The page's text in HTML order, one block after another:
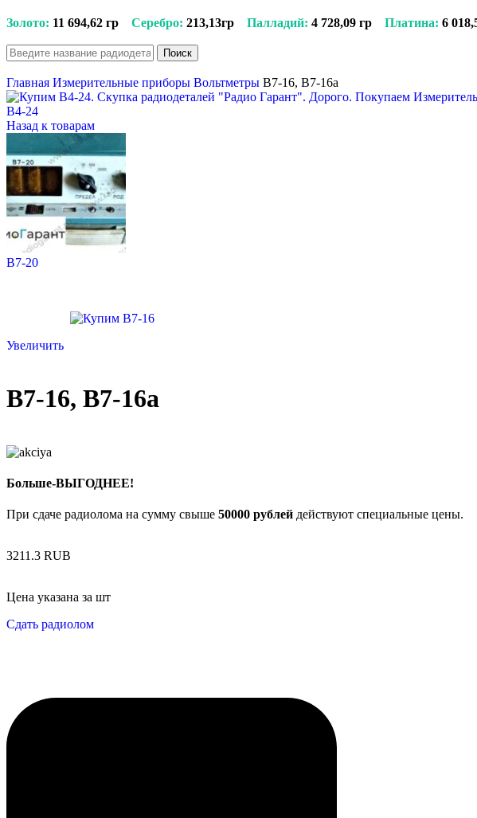
Золото: 11 694,62 гр Серебро: 213,13гр Палладий: 4 728,09 гр Платина: 6
Поиск
Главная Измерительные приборы Вольтметры В7-16, В7-16а
В4-24
Назад к товарам
В7-20
Увеличить
В7-16, В7-16а
Больше-ВЫГОДНЕЕ!
При сдаче радиолома на сумму свыше 50000 рублей действуют специальные цены.
3211.3 RUB
Цена указана за шт
Сдать радиолом